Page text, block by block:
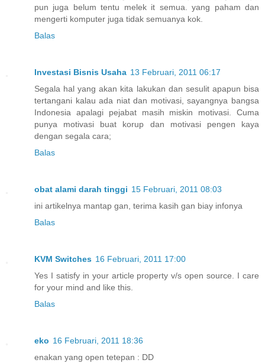
pun juga belum tentu melek it semua. yang paham dan
mengerti komputer juga tidak semuanya kok.
Balas
Investasi Bisnis Usaha 13 Februari, 2011 06:17
Segala hal yang akan kita lakukan dan sesulit apapun bisa
tertangani kalau ada niat dan motivasi, sayangnya bangsa
Indonesia apalagi pejabat masih miskin motivasi. Cuma
punya motivasi buat korup dan motivasi pengen kaya
dengan segala cara;
Balas
obat alami darah tinggi 15 Februari, 2011 08:03
ini artikelnya mantap gan, terima kasih gan biay infonya
Balas
KVM Switches 16 Februari, 2011 17:00
Yes I satisfy in your article property v/s open source. I care
for your mind and like this.
Balas
eko 16 Februari, 2011 18:36
enakan yang open tetepan : DD